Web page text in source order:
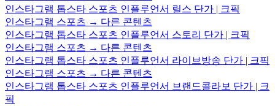
인스타그램 톱스타 스포츠 인플루언서 릴스 단가 | 크픽
인스타그램 스포츠 → 다른 콘텐츠
인스타그램 톱스타 스포츠 인플루언서 스토리 단가 | 크픽
인스타그램 스포츠 → 다른 콘텐츠
인스타그램 톱스타 스포츠 인플루언서 라이브방송 단가 | 크픽
인스타그램 스포츠 → 다른 콘텐츠
인스타그램 톱스타 스포츠 인플루언서 브랜드콜라보 단가 | 크
픽